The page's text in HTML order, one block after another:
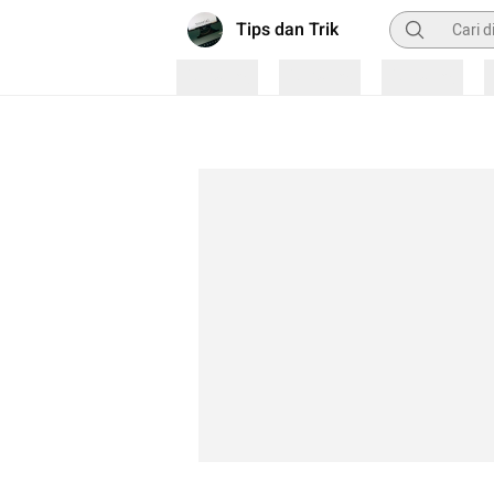
Tips dan Trik Pencarian